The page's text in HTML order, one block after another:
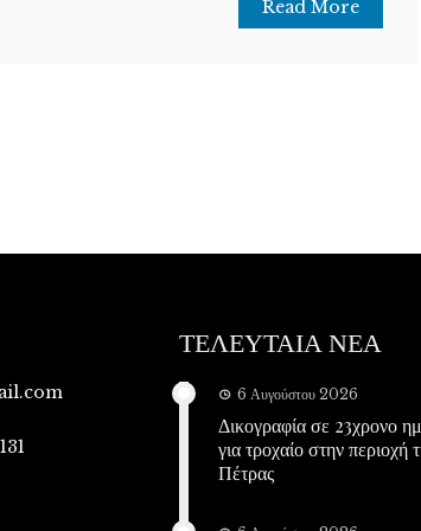
Read More
ΤΕΛΕΥΤΑΙΑ ΝΕΑ
6 Αυγούστου 2026
Δικογραφία σε 23χρονο
για τροχαίο στην περιοχή
Πέτρας